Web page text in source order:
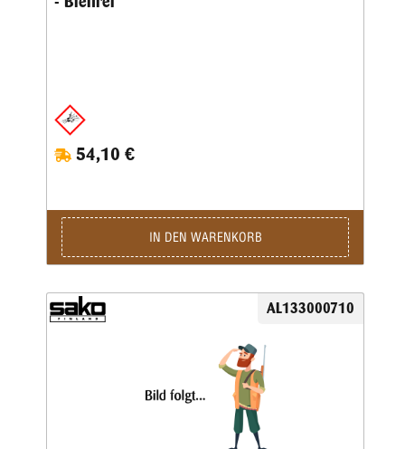
54,10 €
IN DEN WARENKORB
AL133000710